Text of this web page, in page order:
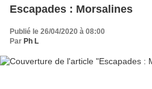
Escapades : Morsalines
Publié le 26/04/2020 à 08:00
Par Ph L